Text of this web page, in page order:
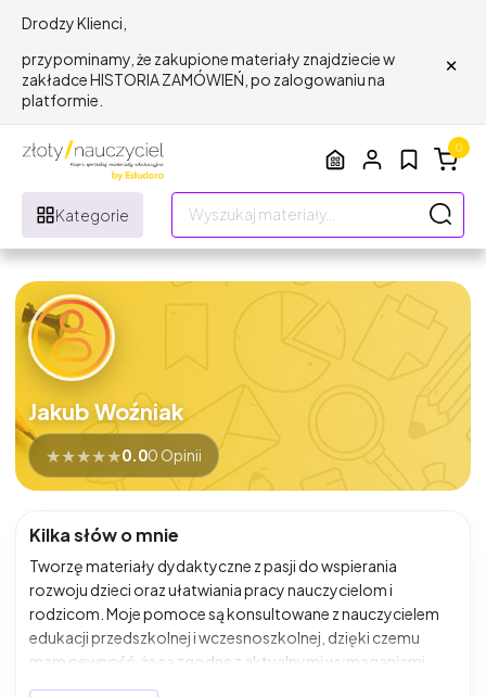
Drodzy Klienci,
przypominamy, że zakupione materiały znajdziecie w
zakładce HISTORIA ZAMÓWIEŃ, po zalogowaniu na
platformie.
×
Kategorie
0
Jakub Woźniak
★★★★★0.00 Opinii
Kilka słów o mnie
Tworzę materiały dydaktyczne z pasji do wspierania
rozwoju dzieci oraz ułatwiania pracy nauczycielom i
rodzicom. Moje pomoce są konsultowane z nauczycielem
edukacji przedszkolnej i wczesnoszkolnej, dzięki czemu
mam pewność, że są zgodne z aktualnymi wymaganiami
programowymi oraz sprawdzają się w codziennej pracy z